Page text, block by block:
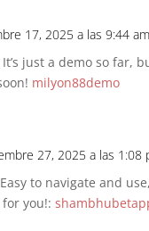
17, 2025 a las 9:44 am
just a demo so far,
milyon88demo
27, 2025 a las 1:08
to navigate and
you!: